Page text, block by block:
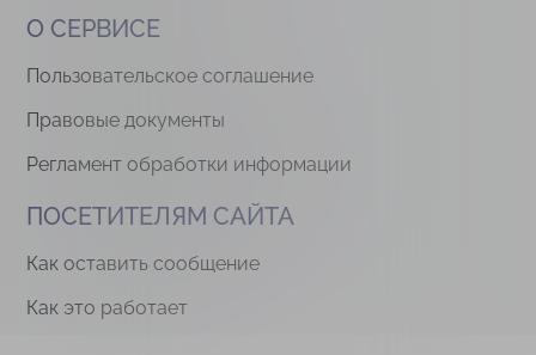
О СЕРВИСЕ
Пользовательское соглашение
Правовые документы
Регламент обработки информации
ПОСЕТИТЕЛЯМ САЙТА
Как оставить сообщение
Как это работает